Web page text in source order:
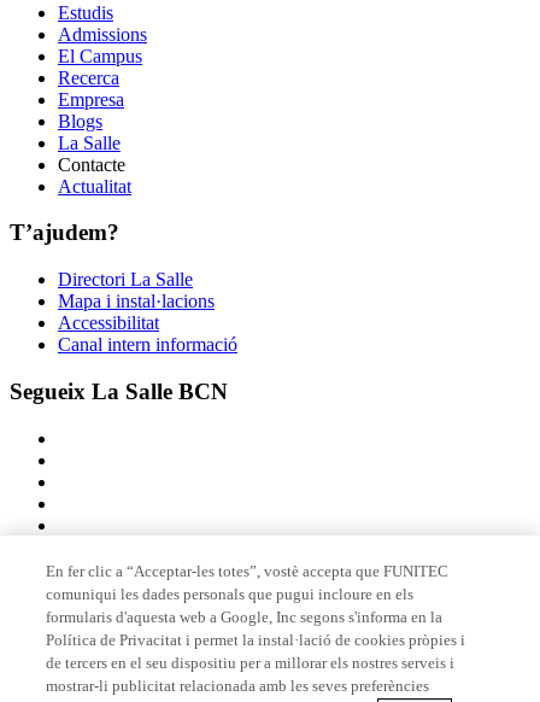
Estudis
Admissions
El Campus
Recerca
Empresa
Blogs
La Salle
Contacte
Actualitat
T’ajudem?
Directori La Salle
Mapa i instal·lacions
Accessibilitat
Canal intern informació
Segueix La Salle BCN
Membre de
Acreditacions
En fer clic a “Acceptar-les totes”, vostè accepta que FUNITEC
comuniqui les dades personals que pugui incloure en els
formularis d'aquesta web a Google, Inc segons s'informa en la
Política de Privacitat i permet la instal·lació de cookies pròpies i
de tercers en el seu dispositiu per a millorar els nostres serveis i
mostrar-li publicitat relacionada amb les seves preferències